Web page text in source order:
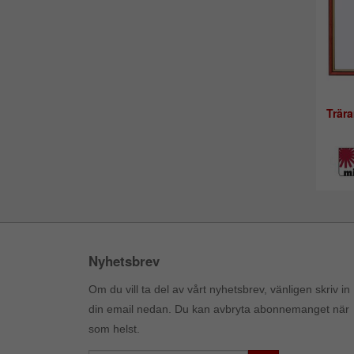
Nyhetsbrev
Om du vill ta del av vårt nyhetsbrev, vänligen skriv in
din email nedan. Du kan avbryta abonnemanget när
som helst.